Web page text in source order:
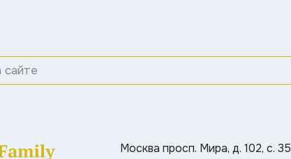
Москва просп. Мира, д. 102, с. 35